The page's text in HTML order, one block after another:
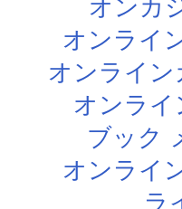
オンカ
オンライ
オンライ
オンラ
ブック
オンライ
ラ